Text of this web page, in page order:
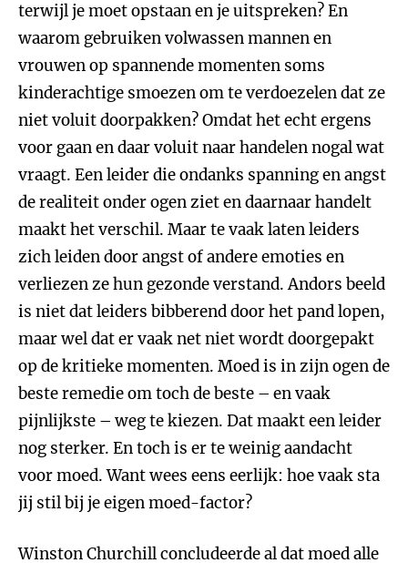
terwijl je moet opstaan en je uitspreken? En
waarom gebruiken volwassen mannen en
vrouwen op spannende momenten soms
kinderachtige smoezen om te verdoezelen dat ze
niet voluit doorpakken? Omdat het echt ergens
voor gaan en daar voluit naar handelen nogal wat
vraagt. Een leider die ondanks spanning en angst
de realiteit onder ogen ziet en daarnaar handelt
maakt het verschil. Maar te vaak laten leiders
zich leiden door angst of andere emoties en
verliezen ze hun gezonde verstand. Andors beeld
is niet dat leiders bibberend door het pand lopen,
maar wel dat er vaak net niet wordt doorgepakt
op de kritieke momenten. Moed is in zijn ogen de
beste remedie om toch de beste – en vaak
pijnlijkste – weg te kiezen. Dat maakt een leider
nog sterker. En toch is er te weinig aandacht
voor moed. Want wees eens eerlijk: hoe vaak sta
jij stil bij je eigen moed-factor?
Winston Churchill concludeerde al dat moed alle